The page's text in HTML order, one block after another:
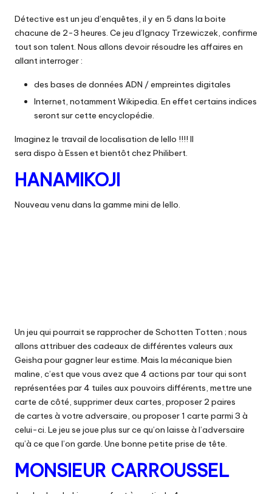
Détective est un jeu d’enquêtes, il y en 5 dans la boite
chacune de 2-3 heures. Ce jeu d’Ignacy Trzewiczek, confirme
tout son talent. Nous allons devoir résoudre les affaires en
allant interroger :
des bases de données ADN / empreintes digitales
Internet, notammentWikipedia. En effet certains indices
seront sur cette encyclopédie.
Imaginez le travail de localisation de Iello !!!! Il
sera dispo à Essen et bientôtchez Philibert.
HANAMIKOJI
Nouveau venu dans la gamme mini de Iello.
Un jeu qui pourrait se rapprocher de Schotten Totten ; nous
allons attribuer des cadeaux de différentes valeurs aux
Geisha pour gagner leur estime. Mais la mécanique bien
maline, c’est que vous avez que 4 actions par tour qui sont
représentées par 4 tuiles aux pouvoirs différents, mettre une
carte de côté, supprimer deux cartes, proposer 2 paires
de cartes à votre adversaire, ou proposer 1 carte parmi 3 à
celui-ci. Le jeu se joue plus sur ce qu’on laisse à l’adversaire
qu’à ce que l’on garde. Une bonne petite prise de tête.
MONSIEUR CARROUSSEL